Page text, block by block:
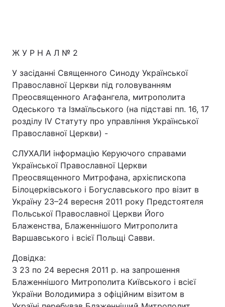
Ж У Р Н А Л № 2
У засіданні Священного Синоду Української
Православної Церкви під головуванням
Преосвященного Агафангела, митрополита
Одеського та Ізмаїльського (на підставі пп. 16, 17
розділу IV Статуту про управління Української
Православної Церкви) -
СЛУХАЛИ інформацію Керуючого справами
Української Православної Церкви
Преосвященного Митрофана, архієпископа
Білоцерківського і Богуславського про візит в
Україну 23–24 вересня 2011 року Предстоятеля
Польської Православної Церкви Його
Блаженства, Блаженнішого Митрополита
Варшавського і всієї Польщі Савви.
Довідка:
З 23 по 24 вересня 2011 р. на запрошення
Блаженнішого Митрополита Київського і всієї
України Володимира з офіційним візитом в